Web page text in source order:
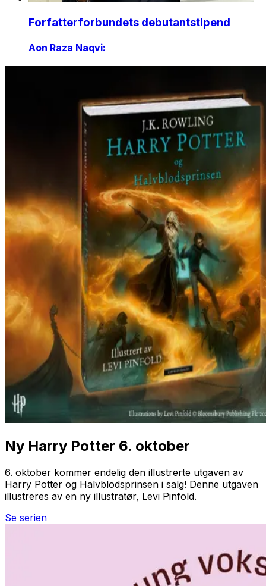
Forfatterforbundets debutantstipend
Aon Raza Naqvi:
Ny Harry Potter 6. oktober
6. oktober kommer endelig den illustrerte utgaven av
Harry Potter og Halvblodsprinsen i salg! Denne utgaven
illustreres av en ny illustratør, Levi Pinfold.
Se serien